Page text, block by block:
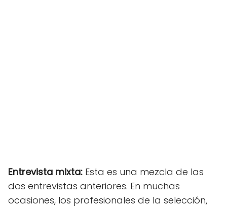
Entrevista mixta: Esta es una mezcla de las
dos entrevistas anteriores. En muchas
ocasiones, los profesionales de la selección,